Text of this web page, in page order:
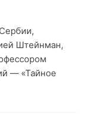
Штейнман,
— «Тайное